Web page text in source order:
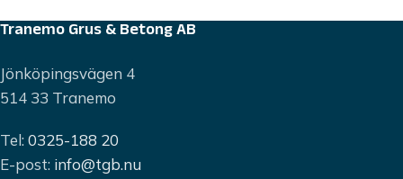
Tranemo Grus & Betong AB
Jönköpingsvägen 4
514 33 Tranemo
Tel: 0325-188 20
E-post: info@tgb.nu